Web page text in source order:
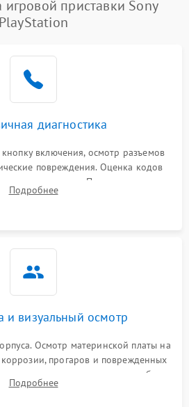
приставки Sony
PlayStation
диагностика
включения, осмотр разъемов
повреждения. Оценка кодов
по индикаторам. Проверка чтения
и наличия гарантийных пломб.
Подробнее
и визуальный осмотр
Осмотр материнской платы на
коррозии, прогаров и поврежденных
системы охлаждения, турбины
загрязнения радиатора пылью.
Подробнее